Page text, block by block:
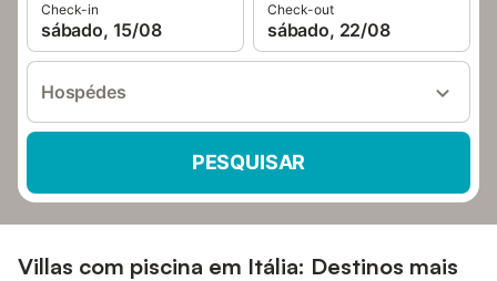
Check-in
sábado, 15/08
Check-out
sábado, 22/08
Hospédes
PESQUISAR
Villas com piscina em Itália: Destinos mais